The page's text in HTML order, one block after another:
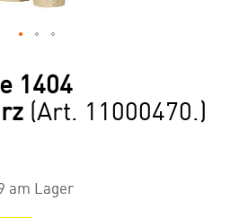
1404
(Art. 11000470.)
am Lager